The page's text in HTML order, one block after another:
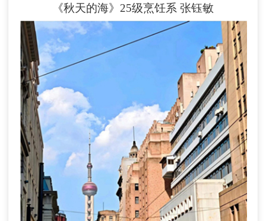
《秋天的海》25级烹饪系 张钰敏